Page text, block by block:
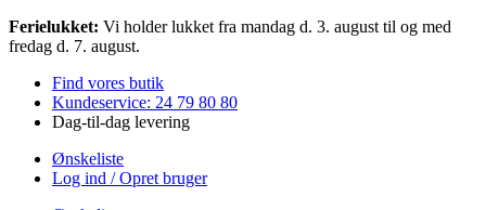
Videre
til
Ferielukket: Vi holder lukket fra mandag d. 3. august til og med
fredag d. 7. august.
Find vores butik
Kundeservice: 24 79 80 80
Dag-til-dag levering
Ønskeliste
Log ind / Opret bruger